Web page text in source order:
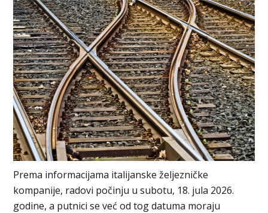
Prema informacijama italijanske željezničke
kompanije, radovi počinju u subotu, 18. jula 2026.
godine, a putnici se već od tog datuma moraju